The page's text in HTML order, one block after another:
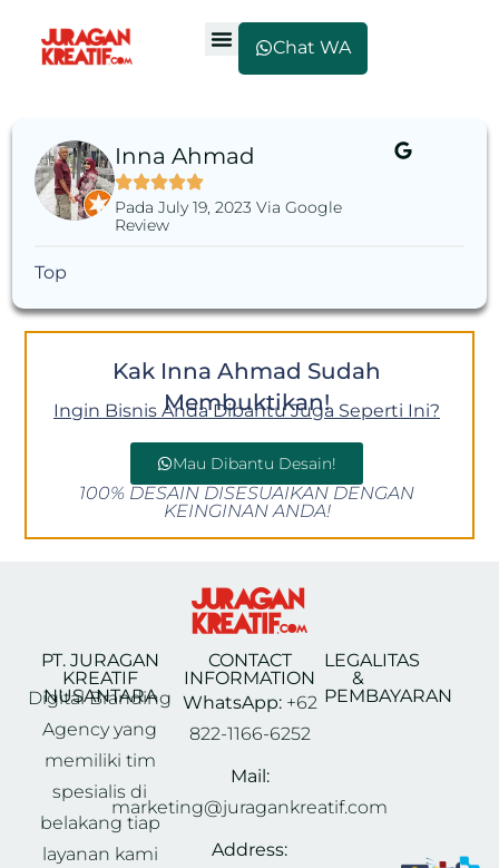
Chat WA
Inna Ahmad
Pada July 19, 2023 Via Google
Review
Top
Kak Inna Ahmad Sudah
Membuktikan!
Ingin Bisnis Anda Dibantu Juga Seperti Ini?
Mau Dibantu Desain!
100% DESAIN DISESUAIKAN DENGAN
KEINGINAN ANDA!
PT. JURAGAN
KREATIF
NUSANTARA
Digital Branding
Agency yang
memiliki tim
spesialis di
belakang tiap
layanan kami
CONTACT
INFORMATION
WhatsApp:+62
822-1166-6252
Mail:
marketing@juragankreatif.com
Address:
LEGALITAS
&
PEMBAYARAN